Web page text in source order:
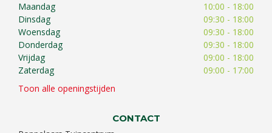
Maandag
10:00 - 18:00
Dinsdag
09:30 - 18:00
Woensdag
09:30 - 18:00
Donderdag
09:30 - 18:00
Vrijdag
09:00 - 18:00
Zaterdag
09:00 - 17:00
Toon alle openingstijden
CONTACT